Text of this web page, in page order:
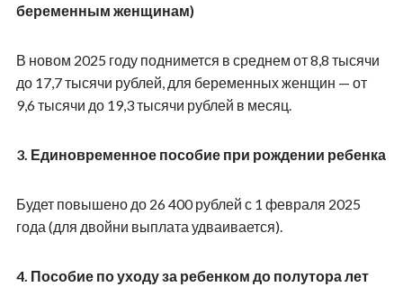
беременным женщинам)
В новом 2025 году поднимется в среднем от 8,8 тысячи
до 17,7 тысячи рублей, для беременных женщин — от
9,6 тысячи до 19,3 тысячи рублей в месяц.
3. Единовременное пособие при рождении ребенка
Будет повышено до 26 400 рублей с 1 февраля 2025
года (для двойни выплата удваивается).
4. Пособие по уходу за ребенком до полутора лет